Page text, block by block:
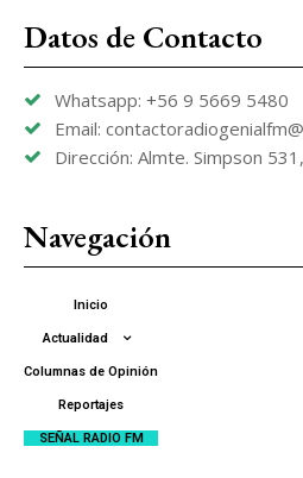
Datos de Contacto
Whatsapp: +56 9 5669 5480
Email:
Dirección: Almte. Simpson
Navegación
Inicio
Actualidad
Columnas de Opinión
Reportajes
SEÑAL RADIO FM